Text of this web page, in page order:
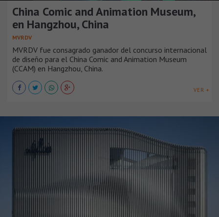
China Comic and Animation Museum,
en Hangzhou, China
MVRDV
MVRDV fue consagrado ganador del concurso internacional
de diseño para el China Comic and Animation Museum
(CCAM) en Hangzhou, China.
VER +